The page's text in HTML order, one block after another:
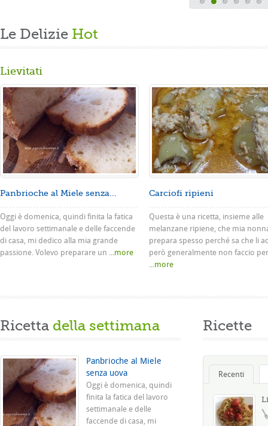
Le Delizie Hot
Lievitati
Panbrioche al Miele senza...
Oggi è domenica, quindi finita la fatica
del lavoro settimanale e delle faccende
di casa, mi dedico alla mia grande
passione. Volevo preparare un ...more
Carciofi ripieni
Questa è una ricetta, insieme alle
melanzane ripiene, che mia
prepara spesso perché sa che li
però generalmente non faccio
...more
Ricetta della settimana
Panbrioche al Miele
senza uova
Oggi è domenica, quindi
finita la fatica del lavoro
settimanale e delle
faccende di casa, mi
Ricette
Recenti